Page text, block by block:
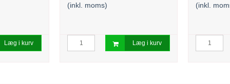
Læg i kurv
(inkl. moms)
Læg i kurv
(inkl.